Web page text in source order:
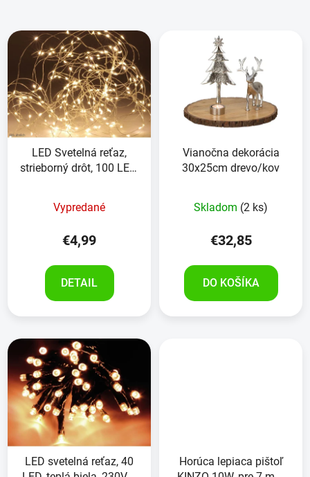
LED Svetelná reťaz,
strieborný drôt, 100 LED,
Vypredané
€4,99
DETAIL
Vianočna dekorácia
30x25cm drevo/kov
Skladom (2 ks)
€32,85
DO KOŠÍKA
LED svetelná reťaz, 40
Horúca lepiaca pištoľ